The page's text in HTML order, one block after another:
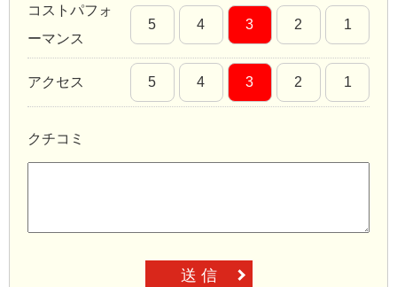
コストパフォ
ーマンス
5 4 3 2 1
アクセス 5 4 3 2 1
クチコミ
送 信